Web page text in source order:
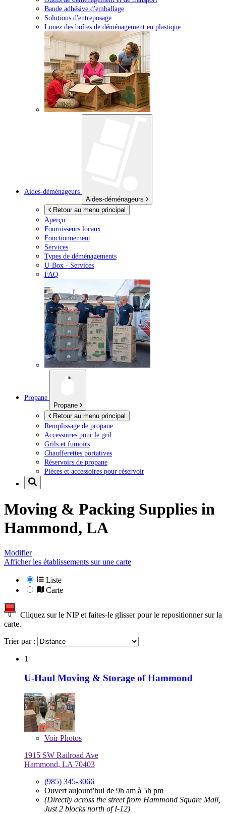
Bande adhésive d'emballage
Solutions d'entreposage
Louez des boîtes de déménagement en plastique
Aides-déménageurs
Aides-déménageurs
Retour au menu principal
Aperçu
Fournisseurs locaux
Fonctionnement
Services
Types de déménagements
U-Box - Services
FAQ
Propane
Propane
Retour au menu principal
Remplissage de propane
Accessoires pour le gril
Grils et fumoirs
Chaufferettes portatives
Réservoirs de propane
Pièces et accessoires pour réservoir
Moving & Packing Supplies in
Hammond, LA
Modifier
Afficher les établissements sur une carte
Liste
Carte
Cliquez sur le NIP et faites-le glisser pour le repositionner sur la
carte.
Trier par :
1
U-Haul Moving & Storage of Hammond
VoirPhotos
1915 SW Railroad Ave
Hammond, LA 70403
(985) 345-3066
Ouvert aujourd'hui de 9h am à 5h pm
(Directly across the street from Hammond Square Mall,
Just 2 blocks north of I-12)